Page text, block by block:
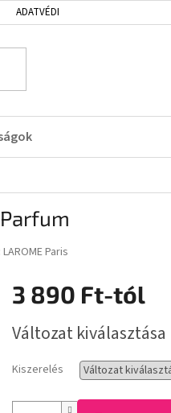
ADATVÉDELMI IRÁNYELVEK
LAROME Paris
3 890 Ft-tól
Változat kiválasztása
Kiszerelés